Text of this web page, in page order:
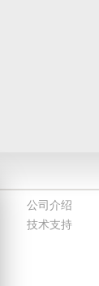
公司介绍
技术支持